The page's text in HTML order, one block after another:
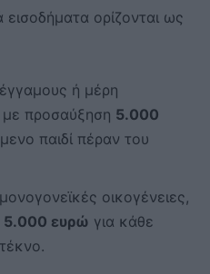
ορίζονται ως
ή μέρη
προσαύξηση 5.000
παιδί πέραν του
οικογένειες,
5.000 ευρώ για κάθε